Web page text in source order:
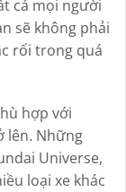
cả mọi người
sẽ không phải
rối trong quá
hợp với
lên. Những
Universe,
loại xe khác